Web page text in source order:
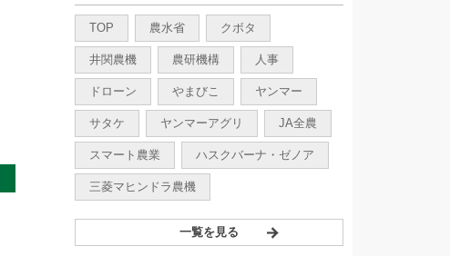
TOP 農水省 クボタ
井関農機 農研機構 人事
ドローン やまびこ ヤンマー
サタケ ヤンマーアグリ JA全農
スマート農業 ハスクバーナ・ゼノア
三菱マヒンドラ農機
一覧を見る